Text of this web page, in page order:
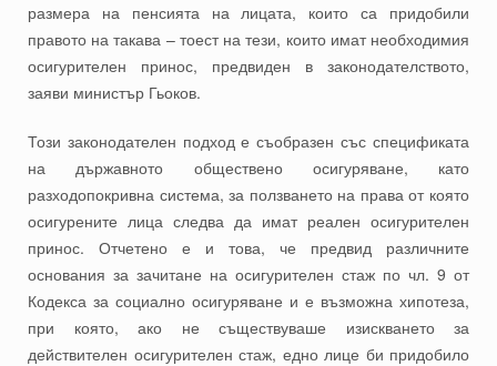
размера на пенсията на лицата, които са придобили
правото на такава – тоест на тези, които имат необходимия
осигурителен принос, предвиден в законодателството,
заяви министър Гьоков.
Този законодателен подход е съобразен със спецификата
на държавното обществено осигуряване, като
разходопокривна система, за ползването на права от която
осигурените лица следва да имат реален осигурителен
принос. Отчетено е и това, че предвид различните
основания за зачитане на осигурителен стаж по чл. 9 от
Кодекса за социално осигуряване и е възможна хипотеза,
при която, ако не съществуваше изискването за
действителен осигурителен стаж, едно лице би придобило